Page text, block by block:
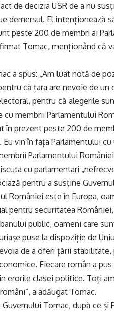
de decizia USR de a nu
demersul. El intenționează
peste 200 de membri ai
Tomac, menționând că
a spus: „Am luat notă de
că țara are nevoie de un
pentru că alegerile
membrii Parlamentului
prezent peste 200 de
vin în fața Parlamentului
Parlamentului
cu parlamentari
pentru a susține
României este în Europa,
pentru securitatea
public, oameni care
puse la dispoziție de
de a oferi țării stabilitate,
Fiecare român a
erorile clasei politice. Toți
a adăugat Tomac.
Tomac, după ce și